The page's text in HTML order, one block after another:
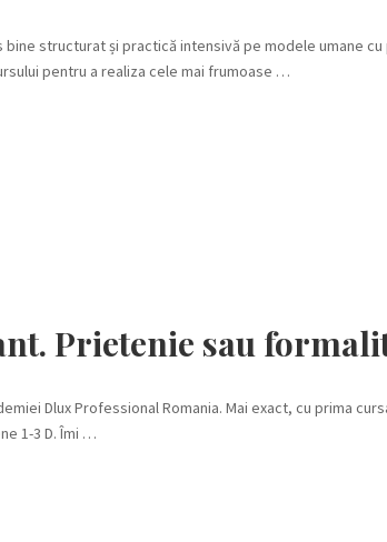
structurat și practică intensivă pe modele umane
pentru a realiza cele mai frumoase …
Prietenie sau
Dlux Professional Romania. Mai exact, cu prima
1-3 D. Îmi …